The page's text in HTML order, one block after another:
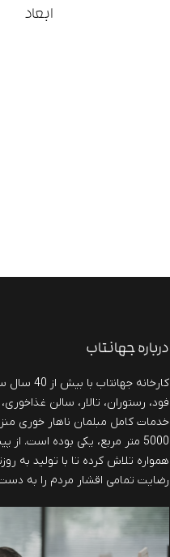
ابعاد
درباره جهانتاب
کارخانه
فود، رستوران، تالار، سالن
خدمات کامل مبلمان ناهار خوری
5000 متر مربع، یکی بوده است.
همواره تلاش کرده تا با تولید به
رضایت تمامی اقشار مردم را به دست